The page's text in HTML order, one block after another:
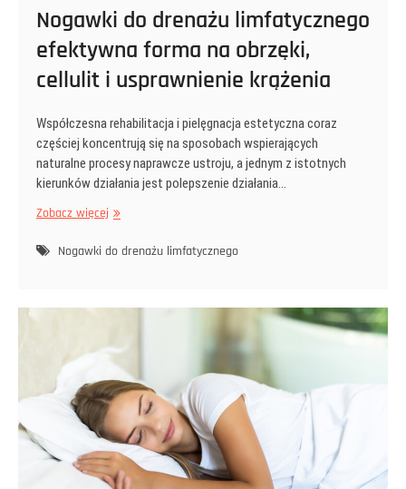
Nogawki do drenażu limfatycznego
efektywna forma na obrzęki,
cellulit i usprawnienie krążenia
Współczesna rehabilitacja i pielęgnacja estetyczna coraz
częściej koncentrują się na sposobach wspierających
naturalne procesy naprawcze ustroju, a jednym z istotnych
kierunków działania jest polepszenie działania…
Zobacz więcej Nogawki
drenażu
forma
obrzęki,
cellulit
i
usprawnienie
krążenia
Nogawki do drenażu limfatycznego